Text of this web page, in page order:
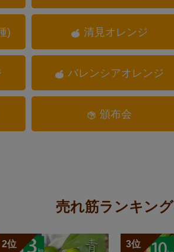
) 清見オレンジ
バレンシアオレンジ
頒布会
売れ筋ランキング